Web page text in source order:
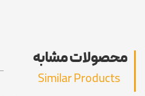
محصولات مشابه
Similar Products